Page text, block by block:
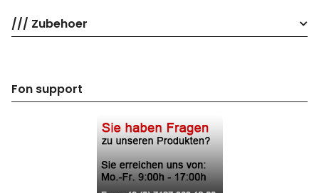
/// Zubehoer
Fon support